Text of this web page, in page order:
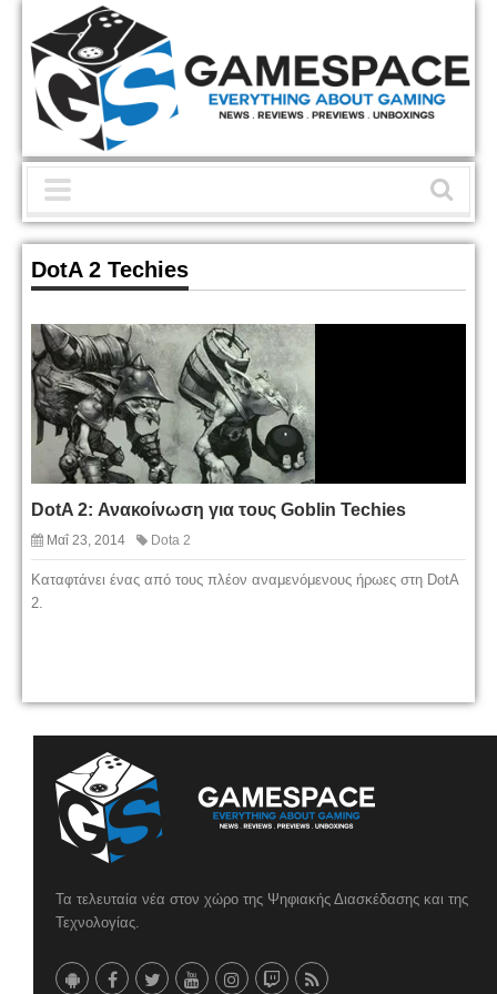
DotA 2 Techies
DotA 2: Ανακοίνωση για τους Goblin Techies
Μαΐ 23, 2014 Dota 2
Καταφτάνει ένας από τους πλέον αναμενόμενους ήρωες στη DotA
2.
Τα τελευταία νέα στον χώρο της Ψηφιακής Διασκέδασης και της
Τεχνολογίας.